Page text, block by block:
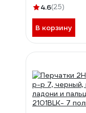
4.6(25)
В корзину